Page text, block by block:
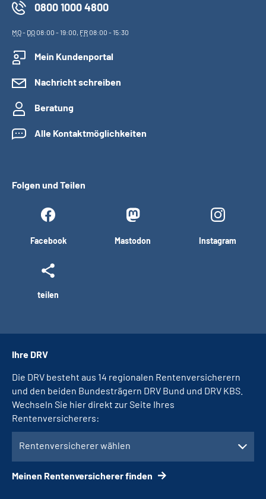
0800 1000 4800
MO- DO08:00 - 19:00, FR08:00 - 15:30
Mein Kundenportal
Nachricht schreiben
Beratung
Alle Kontaktmöglichkeiten
Folgen und Teilen
Facebook Mastodon Instagram
teilen
Ihre DRV
Die DRV besteht aus 14 regionalen Rentenversicherern
und den beiden Bundesträgern DRV Bund und DRV KBS.
Wechseln Sie hier direkt zur Seite Ihres
Rentenversicherers:
Rentenversicherer wählen
Meinen Rentenversicherer finden